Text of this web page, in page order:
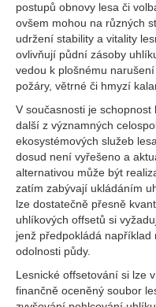
postupů obnovy lesa či
ovšem mohou na různých
udržení stability a vitality
ovlivňují půdní zásoby
vedou k plošnému
požáry, větrné či hmyzí
V současnosti je
další z významných
ekosystémových služeb
dosud není vyřešeno a
alternativou může být
zatím zabývají ukládáním
lze dostatečně přesně
uhlíkových offsetů si
jenž předpokládá
odolnosti půdy.
Lesnické offsetování si lze
finančně oceněný soubor